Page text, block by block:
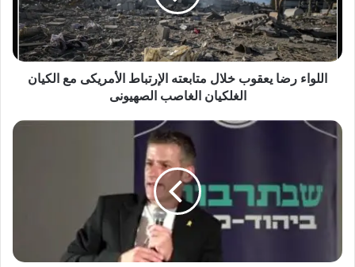
الإرتباط
الأمريكى
مع
الكيان
الغلكيان
اللواء رضا يعقوب خلال متابعته الإرتباط الأمريكى مع الكيان
الغلكيان الغاصب الصهيونى
رئيس
الطيران
الإسرائيلي:
يوم